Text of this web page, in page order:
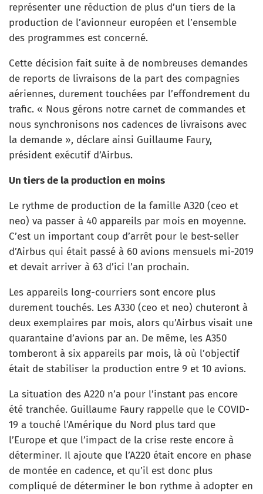
représenter une réduction de plus d’un tiers de la
production de l’avionneur européen et l’ensemble
des programmes est concerné.
Cette décision fait suite à de nombreuses demandes
de reports de livraisons de la part des compagnies
aériennes, durement touchées par l’effondrement du
trafic. « Nous gérons notre carnet de commandes et
nous synchronisons nos cadences de livraisons avec
la demande », déclare ainsi Guillaume Faury,
président exécutif d’Airbus.
Un tiers de la production en moins
Le rythme de production de la famille A320 (ceo et
neo) va passer à 40 appareils par mois en moyenne.
C’est un important coup d’arrêt pour le best-seller
d’Airbus qui était passé à 60 avions mensuels mi-2019
et devait arriver à 63 d’ici l’an prochain.
Les appareils long-courriers sont encore plus
durement touchés. Les A330 (ceo et neo) chuteront à
deux exemplaires par mois, alors qu’Airbus visait une
quarantaine d’avions par an. De même, les A350
tomberont à six appareils par mois, là où l’objectif
était de stabiliser la production entre 9 et 10 avions.
La situation des A220 n’a pour l’instant pas encore
été tranchée. Guillaume Faury rappelle que le COVID-
19 a touché l’Amérique du Nord plus tard que
l’Europe et que l’impact de la crise reste encore à
déterminer. Il ajoute que l’A220 était encore en phase
de montée en cadence, et qu’il est donc plus
compliqué de déterminer le bon rythme à adopter en